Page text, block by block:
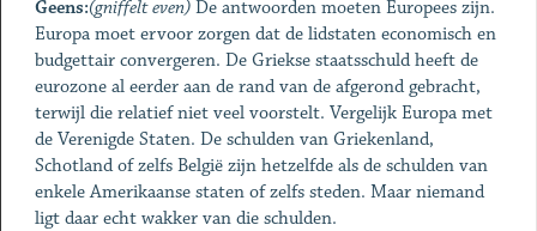
Geens:(gniffelt even)De antwoorden moeten Europees zijn.
Europa moet ervoor zorgen dat de lidstaten economisch en
budgettair convergeren. De Griekse staatsschuld heeft de
eurozone al eerder aan de rand van de afgerond gebracht,
terwijl die relatief niet veel voorstelt. Vergelijk Europa met
de Verenigde Staten. De schulden van Griekenland,
Schotland of zelfs België zijn hetzelfde als de schulden van
enkele Amerikaanse staten of zelfs steden. Maar niemand
ligt daar echt wakker van die schulden.